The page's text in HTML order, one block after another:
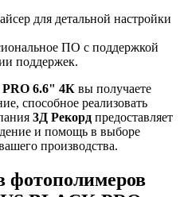
для детальной настройки
ПО с поддержкой
поддержек.
6.6" 4К вы получаете
способное реализовать
3Д Рекорд предоставляет
и помощь в выборе
производства.
фотополимеров